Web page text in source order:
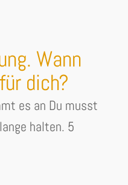
Wann
dich?
es an Du musst
halten. 5